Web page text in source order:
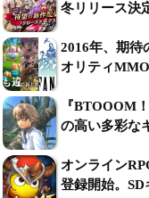
冬リリース決
2016年、期待
オリティ
『BTOOOM
の高い多彩な
オンライン
登録開始。